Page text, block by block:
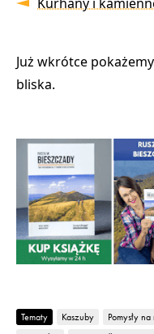
Już wkrótce
bliska.
Tematy Kaszuby Pomysły